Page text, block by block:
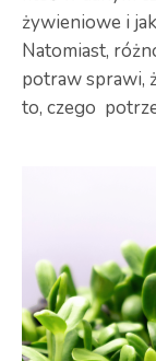
żywieniowe i
Natomiast,
potraw sprawi,
to, czego